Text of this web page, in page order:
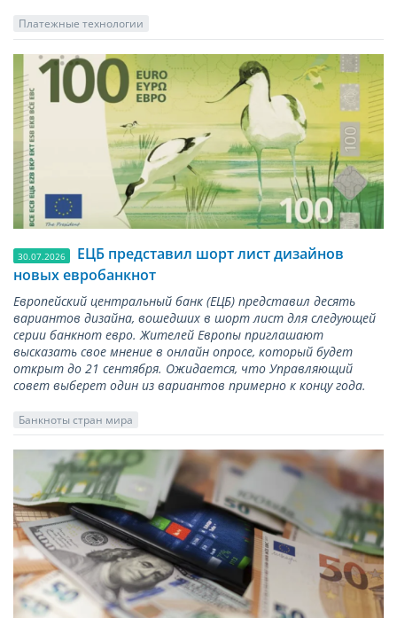
Платежные технологии
30.07.2026
ЕЦБ представил шорт лист дизайнов
новых евробанкнот
Европейский центральный банк (ЕЦБ) представил десять
вариантов дизайна, вошедших в шорт лист для следующей
серии банкнот евро. Жителей Европы приглашают
высказать свое мнение в онлайн опросе, который будет
открыт до 21 сентября. Ожидается, что Управляющий
совет выберет один из вариантов примерно к концу года.
Банкноты стран мира